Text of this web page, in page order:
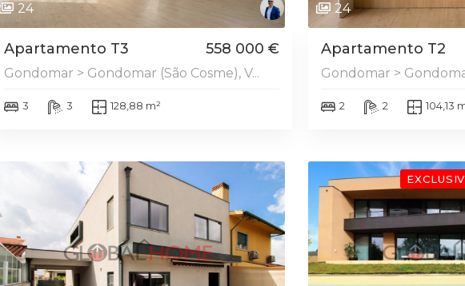
24
Apartamento T3 558 000 €
Gondomar > Gondomar (São Cosme), V...
3 3 128,88 m²
24
Apartamento T2
Gondomar >
2 2 104,13
DESTAQUE DESTAQUE